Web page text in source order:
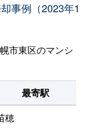
事例（2023年1
市東区のマンシ
最寄駅
穂